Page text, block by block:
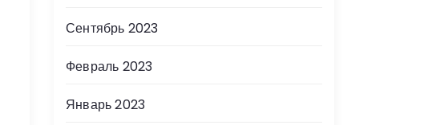
Сентябрь 2023
Февраль 2023
Январь 2023